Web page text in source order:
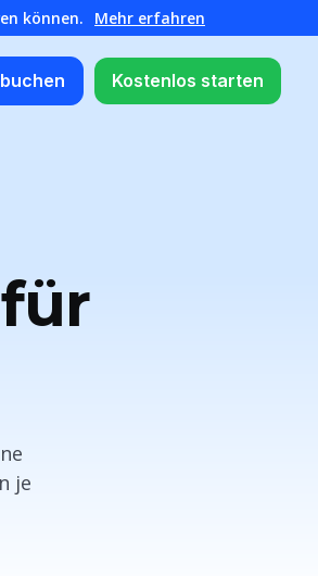
können. Mehr erfahren
Kostenlos starten
je